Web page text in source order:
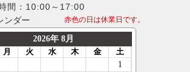
間：10:00～17:00
ンダー
赤色の日は休業日です。